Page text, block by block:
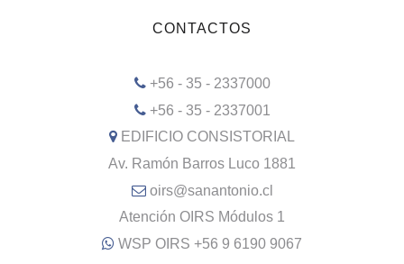
CONTACTOS
+56 - 35 - 2337000
+56 - 35 - 2337001
EDIFICIO CONSISTORIAL
Av. Ramón Barros Luco 1881
oirs@sanantonio.cl
Atención OIRS Módulos 1
WSP OIRS +56 9 6190 9067